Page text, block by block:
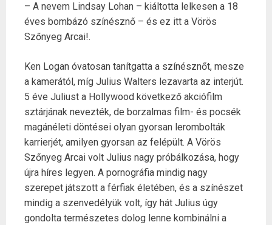
– A nevem Lindsay Lohan – kiáltotta lelkesen a 18
éves bombázó színésznő – és ez itt a Vörös
Szőnyeg Arcai!.
Ken Logan óvatosan tanítgatta a színésznőt, mesze
a kamerától, míg Julius Walters lezavarta az interjút.
5 éve Juliust a Hollywood következő akciófilm
sztárjának nevezték, de borzalmas film- és pocsék
magánéleti döntései olyan gyorsan lerombolták
karrierjét, amilyen gyorsan az felépült. A Vörös
Szőnyeg Arcai volt Julius nagy próbálkozása, hogy
újra híres legyen. A pornográfia mindig nagy
szerepet játszott a férfiak életében, és a színészet
mindig a szenvedélyük volt, így hát Julius úgy
gondolta természetes dolog lenne kombinálni a